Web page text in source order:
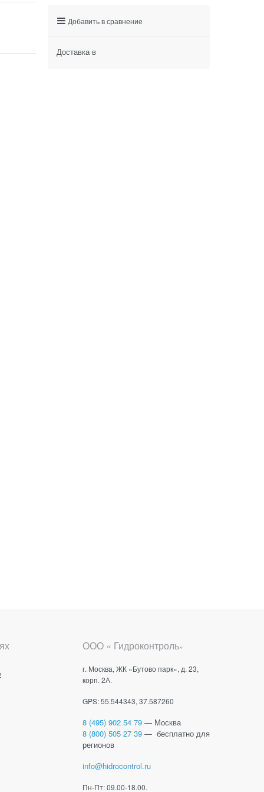
Добавить в сравнение
Доставка в
ООО « Гидроконтроль»
г. Москва, ЖК «Бутово парк», д. 23,
корп. 2А.
GPS: 55.544343, 37.587260
8 (495) 902 54 79 — Москва
8 (800) 505 27 39 — бесплатно для
регионов
info@hidrocontrol.ru
Пн-Пт: 09.00-18.00.